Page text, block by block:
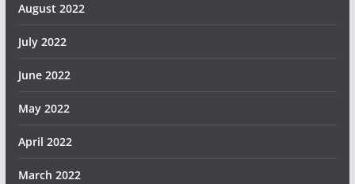
August 2022
July 2022
June 2022
May 2022
April 2022
March 2022